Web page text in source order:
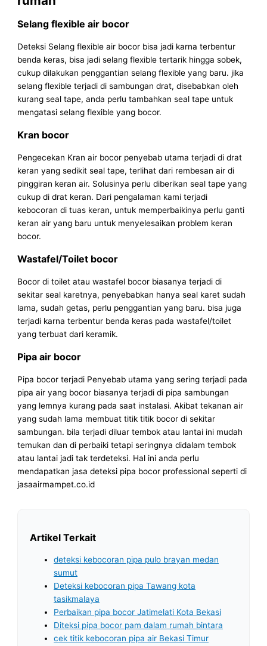
Selang flexible air bocor
Deteksi Selang flexible air bocor bisa jadi karna terbentur
benda keras, bisa jadi selang flexible tertarik hingga sobek,
cukup dilakukan penggantian selang flexible yang baru. jika
selang flexible terjadi di sambungan drat, disebabkan oleh
kurang seal tape, anda perlu tambahkan seal tape untuk
mengatasi selang flexible yang bocor.
Kran bocor
Pengecekan Kran air bocor penyebab utama terjadi di drat
keran yang sedikit seal tape, terlihat dari rembesan air di
pinggiran keran air. Solusinya perlu diberikan seal tape yang
cukup di drat keran. Dari pengalaman kami terjadi
kebocoran di tuas keran, untuk memperbaikinya perlu ganti
keran air yang baru untuk menyelesaikan problem keran
bocor.
Wastafel/Toilet bocor
Bocor di toilet atau wastafel bocor biasanya terjadi di
sekitar seal karetnya, penyebabkan hanya seal karet sudah
lama, sudah getas, perlu penggantian yang baru. bisa juga
terjadi karna terbentur benda keras pada wastafel/toilet
yang terbuat dari keramik.
Pipa air bocor
Pipa bocor terjadi Penyebab utama yang sering terjadi pada
pipa air yang bocor biasanya terjadi di pipa sambungan
yang lemnya kurang pada saat instalasi. Akibat tekanan air
yang sudah lama membuat titik titik bocor di sekitar
sambungan. bila terjadi diluar tembok atau lantai ini mudah
temukan dan di perbaiki tetapi seringnya didalam tembok
atau lantai jadi tak terdeteksi. Hal ini anda perlu
mendapatkan jasa deteksi pipa bocor professional seperti di
jasaairmampet.co.id
Artikel Terkait
deteksi kebocoran pipa pulo brayan medan
sumut
Deteksi kebocoran pipa Tawang kota
tasikmalaya
Perbaikan pipa bocor Jatimelati Kota Bekasi
Diteksi pipa bocor pam dalam rumah bintara
cek titik kebocoran pipa air Bekasi Timur